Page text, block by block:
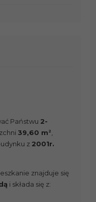
Państwu 2-
39,60 m 2
z 2001r.
znajduje się
i składa się z: